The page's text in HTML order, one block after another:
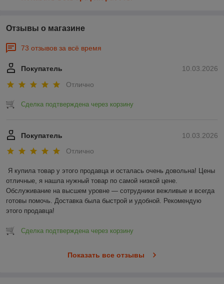
Отзывы о магазине
73 отзывов за всё время
10.03.2026
Покупатель
Отлично
Сделка подтверждена через корзину
10.03.2026
Покупатель
Отлично
Я купила товар у этого продавца и осталась очень довольна! Цены
отличные, я нашла нужный товар по самой низкой цене.
Обслуживание на высшем уровне — сотрудники вежливые и всегда
готовы помочь. Доставка была быстрой и удобной. Рекомендую
этого продавца!
Сделка подтверждена через корзину
Показать все отзывы